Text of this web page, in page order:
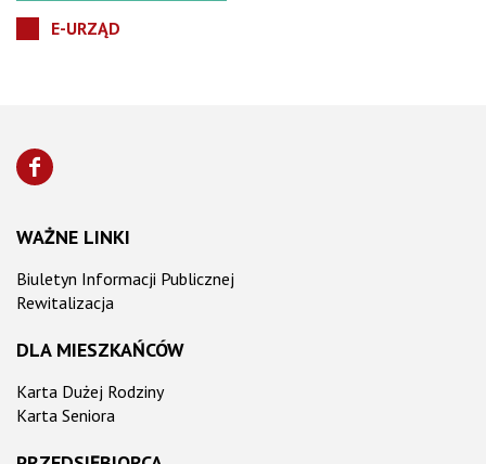
E-URZĄD
WAŻNE LINKI
Biuletyn Informacji Publicznej
Rewitalizacja
DLA MIESZKAŃCÓW
Karta Dużej Rodziny
Karta Seniora